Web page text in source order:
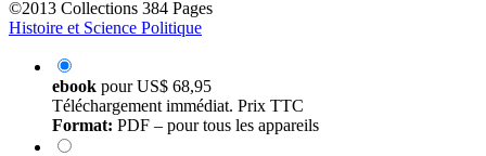
©2013 Collections 384 Pages
Histoire et Science Politique
ebook pourUS$ 68,95
Téléchargement immédiat. Prix TTC
Format: PDF – pour tous les appareils